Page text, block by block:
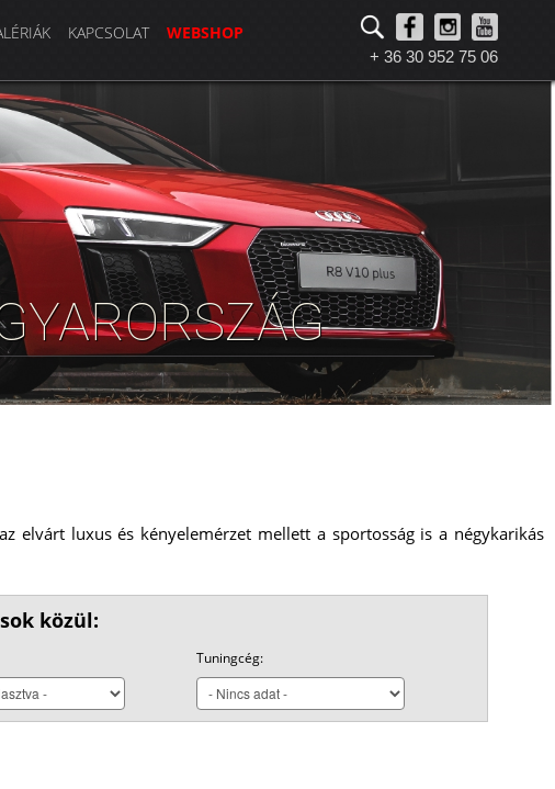
KAPCSOLAT WEBSHOP
+ 36 30 952 75 06
elvárt luxus és kényelemérzet mellett a sportosság is a négykarikás
közül:
Tuningcég: